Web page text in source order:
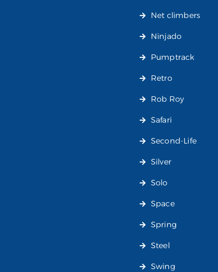
Net climbers
Ninjado
Pumptrack
Retro
Rob Roy
Safari
Second-Life
Silver
Solo
Space
Spring
Steel
Swing